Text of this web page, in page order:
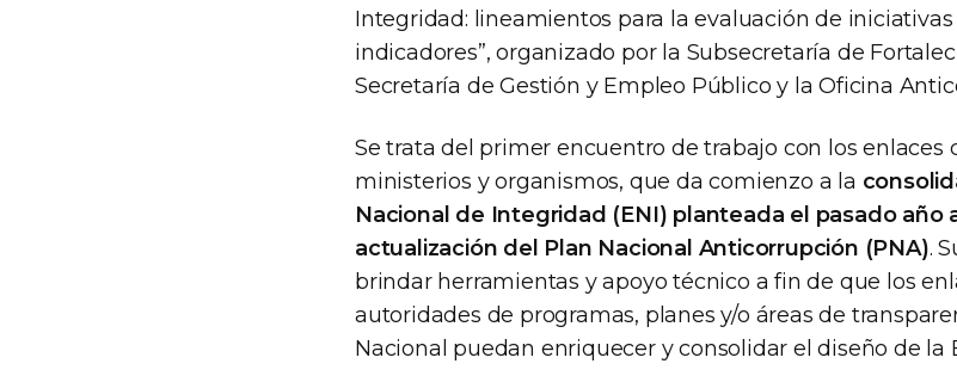
Integridad: lineamientos para la evaluación de
indicadores”, organizado por la Subsecretaría de
Secretaría de Gestión y Empleo Público y la Oficina
Se trata del primer encuentro de trabajo con los enlaces
ministerios y organismos, que da comienzo a la
Nacional de Integridad (ENI) planteada el pasado año
actualización del Plan Nacional Anticorrupción (PNA).
brindar herramientas y apoyo técnico a fin de que los
autoridades de programas, planes y/o áreas de
Nacional puedan enriquecer y consolidar el diseño de la